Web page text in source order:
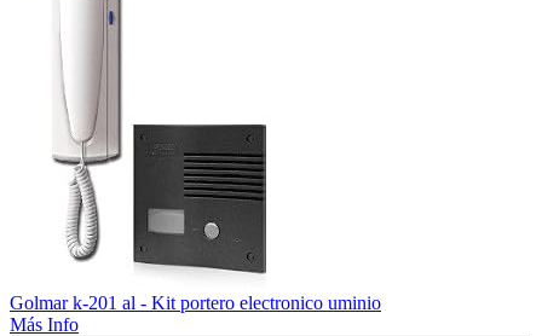
Golmar k-201 al - Kit portero electronico uminio
Más Info